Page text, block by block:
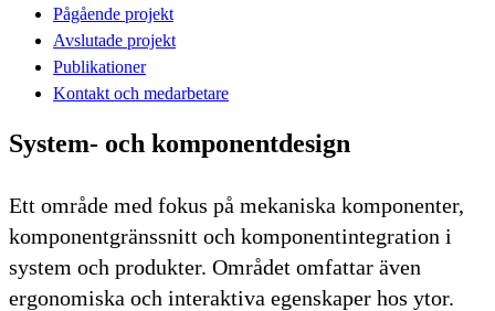
Pågående projekt
Avslutade projekt
Publikationer
Kontakt och medarbetare
System- och komponentdesign
Ett område med fokus på mekaniska komponenter,
komponentgränssnitt och komponentintegration i
system och produkter. Området omfattar även
ergonomiska och interaktiva egenskaper hos ytor.